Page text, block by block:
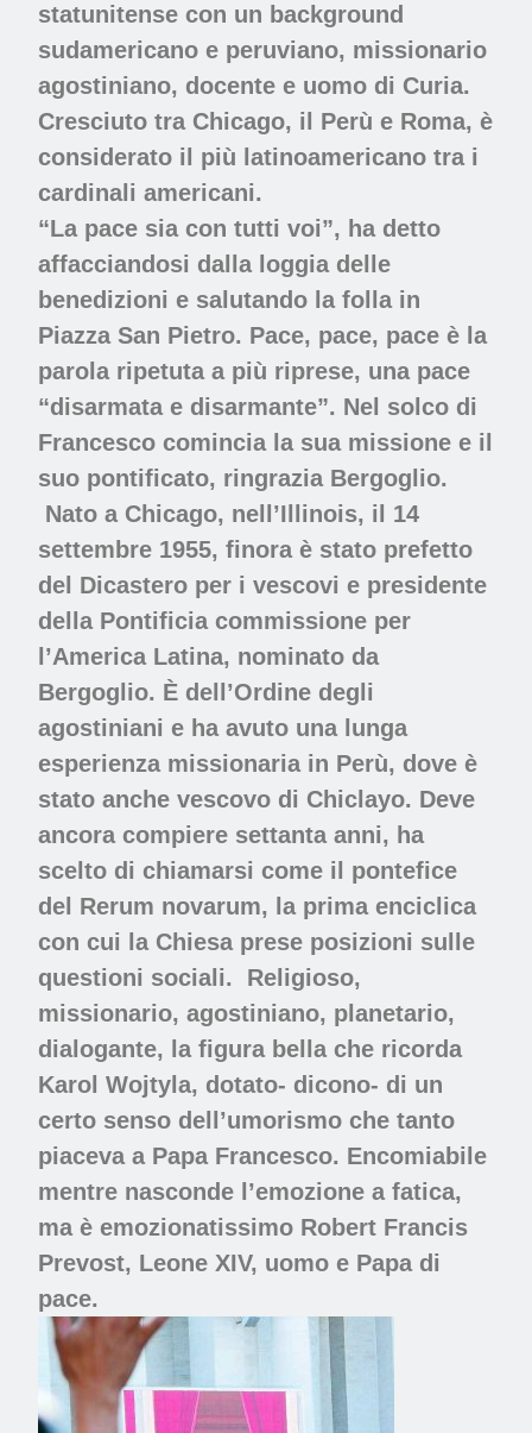
statunitense con un background
sudamericano e peruviano, missionario
agostiniano, docente e uomo di Curia.
Cresciuto tra Chicago, il Perù e Roma, è
considerato il più latinoamericano tra i
cardinali americani.
“La pace sia con tutti voi”, ha detto
affacciandosi dalla loggia delle
benedizioni e salutando la folla in
Piazza San Pietro. Pace, pace, pace è la
parola ripetuta a più riprese, una pace
“disarmata e disarmante”. Nel solco di
Francesco comincia la sua missione e il
suo pontificato, ringrazia Bergoglio.
Nato a Chicago, nell’Illinois, il 14
settembre 1955, finora è stato prefetto
del Dicastero per i vescovi e presidente
della Pontificia commissione per
l’America Latina, nominato da
Bergoglio. È dell’Ordine degli
agostiniani e ha avuto una lunga
esperienza missionaria in Perù, dove è
stato anche vescovo di Chiclayo. Deve
ancora compiere settanta anni, ha
scelto di chiamarsi come il pontefice
del Rerum novarum, la prima enciclica
con cui la Chiesaprese posizioni sulle
questioni sociali.
Religioso,
missionario, agostiniano, planetario,
dialogante, la figura bella che ricorda
Karol Wojtyla, dotato- dicono- di un
certo senso dell’umorismo che tanto
piaceva a Papa Francesco. Encomiabile
mentre nasconde l’emozione a fatica,
ma è emozionatissimo Robert Francis
Prevost, Leone XIV, uomo e Papa di
pace.